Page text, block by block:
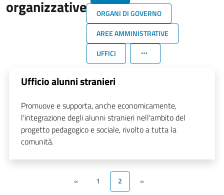
organizzative
ORGANI DI GOVERNO
AREE AMMINISTRATIVE
UFFICI
Ufficio alunni stranieri
Promuove e supporta, anche economicamente,
l'integrazione degli alunni stranieri nell'ambito del
progetto pedagogico e sociale, rivolto a tutta la
comunità.
« 1 2 »